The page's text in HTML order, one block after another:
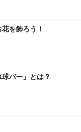
です。
先生や通ってい
れるので、自分
しょう。
のは？
を飾ろう！
バー」とは？